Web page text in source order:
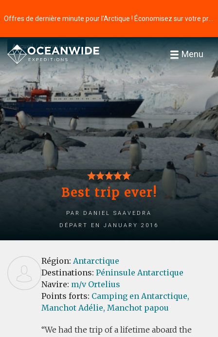
Menu
Accueil Commentaires
Best trip ever!
par Daniel Saavedra
Départ en January 2016
Région: Antarctique
Destinations: Péninsule Antarctique
Navire: m/v Ortelius
Points forts: Camping en Antarctique,
Manchot Adélie, Manchot papou
We had the trip of a lifetime aboard the